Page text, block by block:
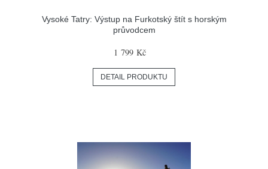
Vysoké Tatry: Výstup na Furkotský štít s horským
průvodcem
1 799 Kč
DETAIL PRODUKTU